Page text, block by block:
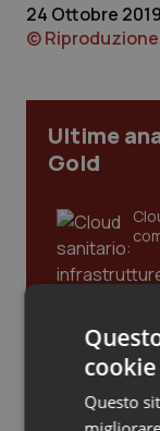
Lazio
Lombardia
Molise
Provincia
Provincia
Diabete &
Dolore
Epatiti
Infezioni &
24 Ottobre 2019
©
Ultime
Gold
cookie
Questo